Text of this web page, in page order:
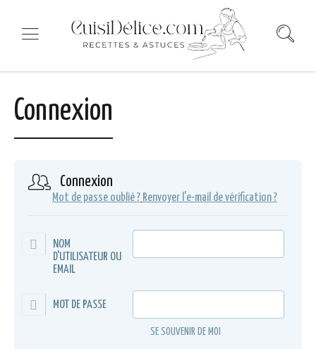
Connexion
Connexion
Mot de passe oublié ? Renvoyer l'e-mail de vérification ?
NOM
D'UTILISATEUR OU
EMAIL
MOT DE PASSE
SE SOUVENIR DE MOI